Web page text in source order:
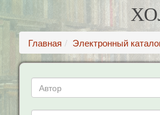
Главная Электронный